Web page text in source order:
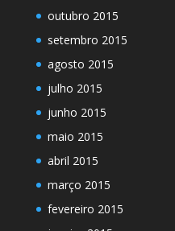
outubro 2015
setembro 2015
agosto 2015
julho 2015
junho 2015
maio 2015
abril 2015
março 2015
fevereiro 2015